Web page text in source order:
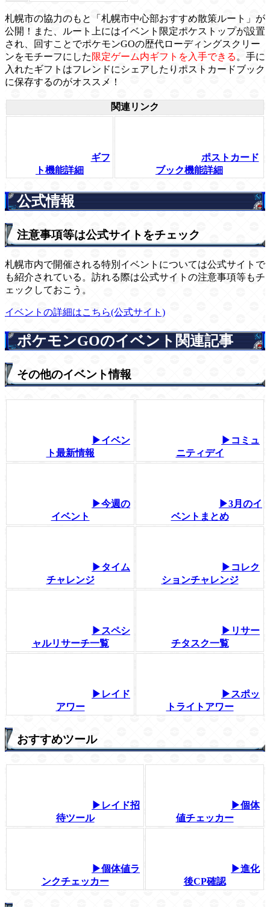
札幌市の協力のもと「札幌市中心部おすすめ散策ルート」が
公開！また、ルート上にはイベント限定ポケストップが設置
され、回すことでポケモンGOの歴代ローディングスクリー
ンをモチーフにした 限定ゲーム内ギフトを入手できる。手に
入れたギフトはフレンドにシェアしたりポストカードブック
に保存するのがオススメ！
関連リンク
ギフ
ト機能詳細
ポストカード
ブック機能詳細
公式情報
注意事項等は公式サイトをチェック
札幌市内で開催される特別イベントについては公式サイトで
も紹介されている。訪れる際は公式サイトの注意事項等もチ
ェックしておこう。
イベントの詳細はこちら(公式サイト)
ポケモンGOのイベント関連記事
その他のイベント情報
▶イベン
ト最新情報
▶コミュ
ニティデイ
▶今週の
イベント
▶3月のイ
ベントまとめ
▶タイム
チャレンジ
▶コレク
ションチャレンジ
▶スペシ
ャルリサーチ一覧
▶リサー
チタスク一覧
▶レイド
アワー
▶スポッ
トライトアワー
おすすめツール
▶レイド招
待ツール
▶個体
値チェッカー
▶個体値ラ
ンクチェッカー
▶進化
後CP確認